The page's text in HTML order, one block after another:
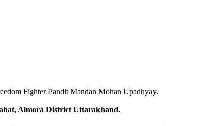
Fighter Pandit Mandan Mohan Upadhyay.
Almora District Uttarakhand.